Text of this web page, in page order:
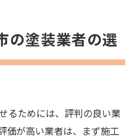
の塗装業者の選
るためには、評判の良い業
価が高い業者は、まず施工